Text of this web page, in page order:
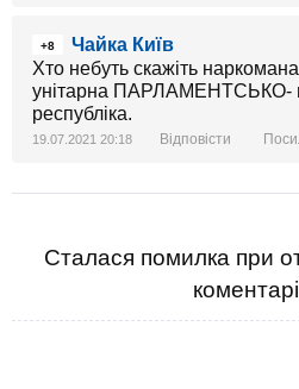
+8
Чайка Київ
Хто небуть скажіть
унітарна ПАРЛАМЕНТСЬКО-
республіка.
19.07.2021 20:18 Відповісти
Сталася помилка при